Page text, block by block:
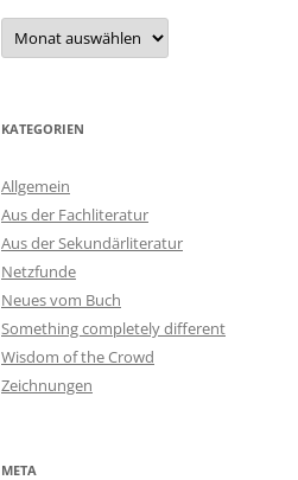
Archiv
KATEGORIEN
Allgemein
Aus der Fachliteratur
Aus der Sekundärliteratur
Netzfunde
Neues vom Buch
Something completely different
Wisdom of the Crowd
Zeichnungen
META